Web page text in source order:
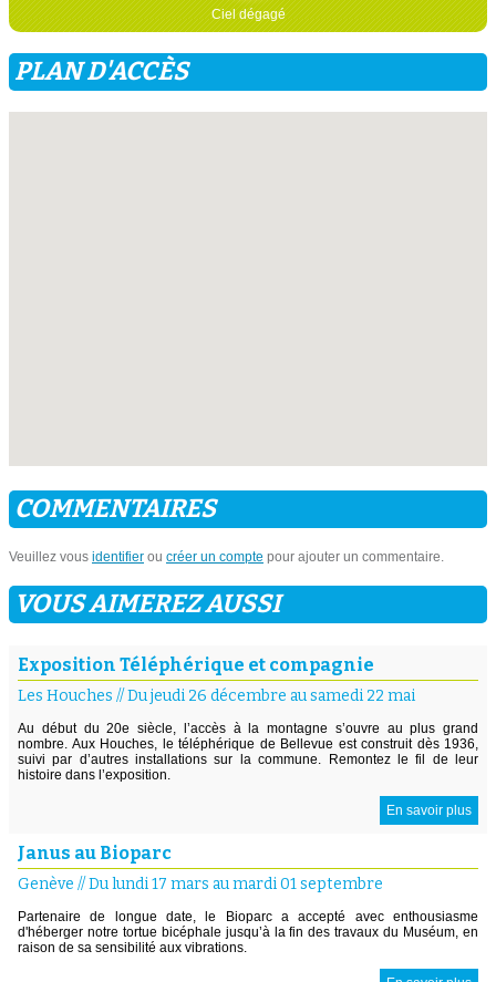
Ciel dégagé
PLAN D'ACCÈS
COMMENTAIRES
Veuillez vous identifier ou créer un compte pour ajouter un commentaire.
VOUS AIMEREZ AUSSI
Exposition Téléphérique et compagnie
Les Houches //Du jeudi 26 décembre au samedi 22 mai
Au début du 20e siècle, l’accès à la montagne s’ouvre au plus grand
nombre. Aux Houches, le téléphérique de Bellevue est construit dès 1936,
suivi par d’autres installations sur la commune. Remontez le fil de leur
histoire dans l’exposition.
En savoir plus
Janus au Bioparc
Genève //Du lundi 17 mars au mardi 01 septembre
Partenaire de longue date, le Bioparc a accepté avec enthousiasme
d'héberger notre tortue bicéphale jusqu’à la fin des travaux du Muséum, en
raison de sa sensibilité aux vibrations.